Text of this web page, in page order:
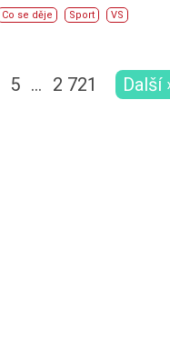
Co se děje Sport VS
5 … 2 721 Další